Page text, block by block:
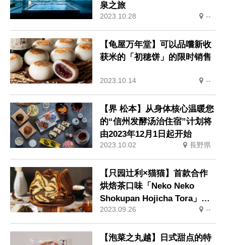
泉之旅
2023.10.28 --
【龟屋万年堂】可以品嚐新收
获米的「初穂饼」的限时销售
2023.10.14 --
【界 松本】从身体核心温暖您
的“信州发酵汤治住宿”计划将
由2023年12月1日起开始
2023.10.02 長野県
【只园辻利×猫猫】首款合作
烘焙茶口味「Neko Neko
Shokupan Hojicha Tora」上
市
2023.09.26 --
【泡菜之丸越】日式甜点的特